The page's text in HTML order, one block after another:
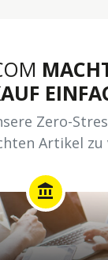
Zero-
Artikel zu
account_balance